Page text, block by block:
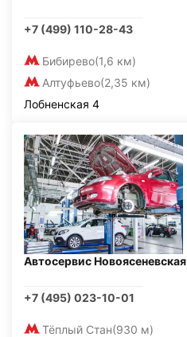
+7 (499) 110-28-43
Бибирево(1,6 км)
Алтуфьево(2,35 км)
Лобненская 4
Автосервис Новоясеневская
+7 (495) 023-10-01
Тёплый Стан(930 м)